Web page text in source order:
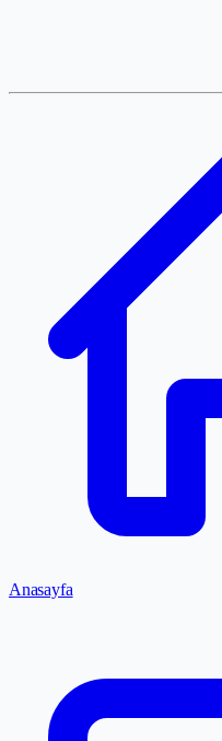
Anasayfa